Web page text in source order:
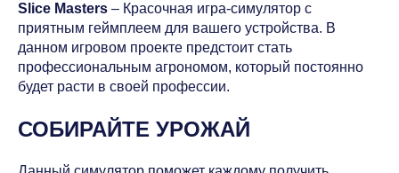
Slice Masters – Красочная игра-симулятор с
приятным геймплеем для вашего устройства. В
данном игровом проекте предстоит стать
профессиональным агрономом, который постоянно
будет расти в своей профессии.
СОБИРАЙТЕ УРОЖАЙ